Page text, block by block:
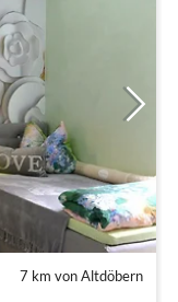
7 km von Altdöbern